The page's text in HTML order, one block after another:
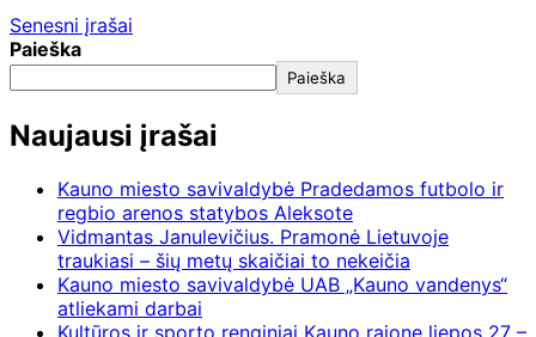
Senesni įrašai
Paieška
Paieška
Naujausi įrašai
Kauno miesto savivaldybė Pradedamos futbolo ir
regbio arenos statybos Aleksote
Vidmantas Janulevičius. Pramonė Lietuvoje
traukiasi – šių metų skaičiai to nekeičia
Kauno miesto savivaldybė UAB „Kauno vandenys“
atliekami darbai
Kultūros ir sporto renginiai Kauno rajone liepos 27 –